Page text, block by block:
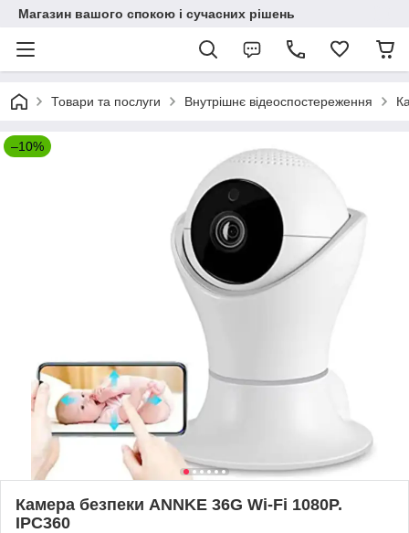
Магазин вашого спокою і сучасних рішень
Товари та послуги Внутрішнє відеоспостереження
–10%
Камера безпеки ANNKE 36G Wi-Fi 1080P.
IPC360